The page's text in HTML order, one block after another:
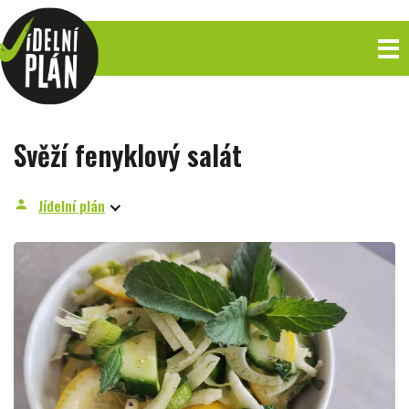
Svěží fenyklový salát
person Jídelní plán